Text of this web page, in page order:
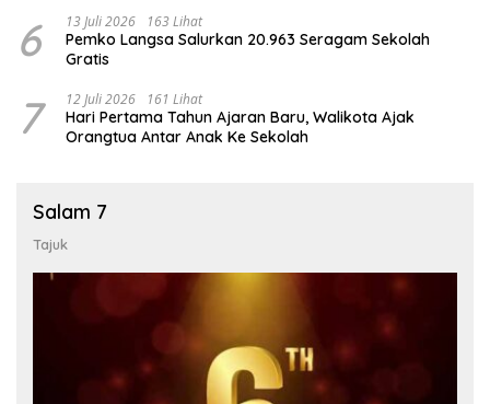
6 13 Juli 2026 163 Lihat
Pemko Langsa Salurkan 20.963 Seragam Sekolah
Gratis
7 12 Juli 2026 161 Lihat
Hari Pertama Tahun Ajaran Baru, Walikota Ajak
Orangtua Antar Anak Ke Sekolah
Salam 7
Tajuk